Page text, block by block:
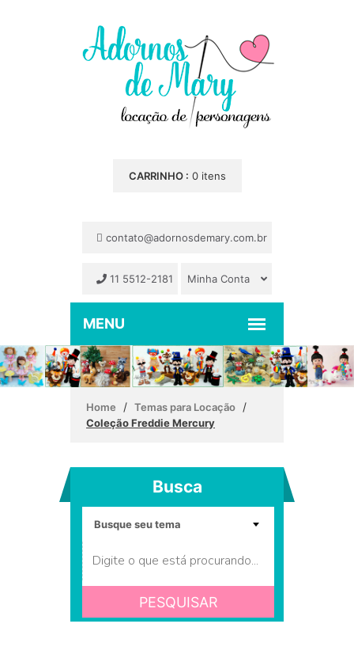
CARRINHO : 0 itens
contato@adornosdemary.com.br
11 5512-2181 Minha Conta
Home / Temas para Locação /
Coleção Freddie Mercury
Busca
PESQUISAR